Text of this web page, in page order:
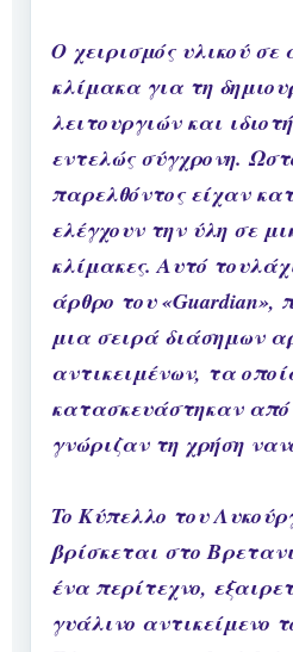
Ο χειρισμός υλικού σε
κλίμακα για τη
λειτουργιών και
εντελώς σύγχρονη.
παρελθόντος είχαν
ελέγχουν την ύλη σε
κλίμακες. Αυτό
άρθρο του «Guardian»,
μια σειρά διάσημων
αντικειμένων, τα
κατασκευάστηκαν από
γνώριζαν τη χρήση
To Κύπελλο του
βρίσκεται στο
ένα περίτεχνο,
γυάλινο αντικείμενο